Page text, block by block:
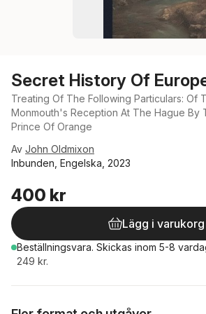
Secret History Of
Treating Of The Following Particulars: Of
Monmouth's Reception At The Hague By
Prince Of Orange
Av John Oldmixon
Inbunden, Engelska, 2023
400 kr
Lägg i varukorg
Beställningsvara. Skickas inom 5-8
249 kr.